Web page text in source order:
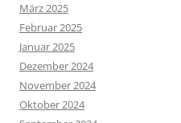
März 2025
Februar 2025
Januar 2025
Dezember 2024
November 2024
Oktober 2024